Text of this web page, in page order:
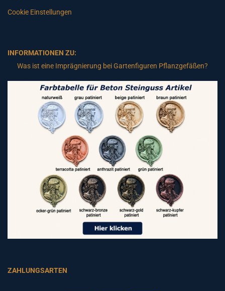
Cookie Einstellungen
INFORMATIONEN ZU:
Was ist eine Imprägnierung bei Gartenfiguren Pflanzgefäßen?
ZAHLUNGSARTEN